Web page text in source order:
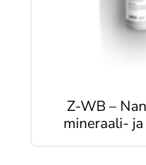
Z-WB –
mineraali-